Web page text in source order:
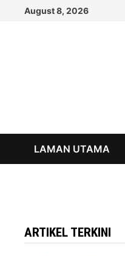
August 8, 2026
LAMAN UTAMA
ARTIKEL TERKINI